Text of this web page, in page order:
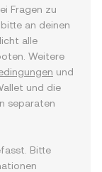
Fragen zu
an deinen
alle
Weitere
und
und die
separaten
Bitte